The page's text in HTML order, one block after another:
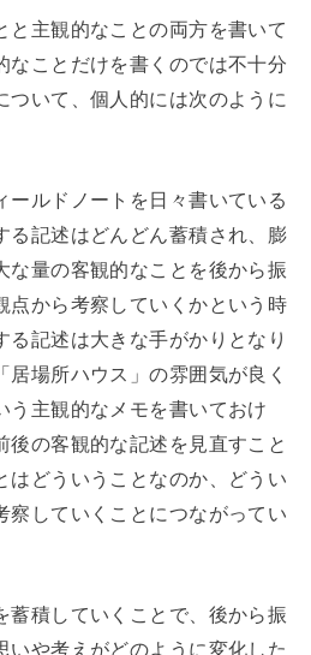
と主観的なことの両方を書いて
なことだけを書くのでは不十分
ついて、個人的には次のように
ールドノートを日々書いている
る記述はどんどん蓄積され、膨
な量の客観的なことを後から振
点から考察していくかという時
る記述は大きな手がかりとなり
居場所ハウス」の雰囲気が良く
う主観的なメモを書いておけ
後の客観的な記述を見直すこと
はどういうことなのか、どうい
察していくことにつながってい
蓄積していくことで、後から振
いや考えがどのように変化した